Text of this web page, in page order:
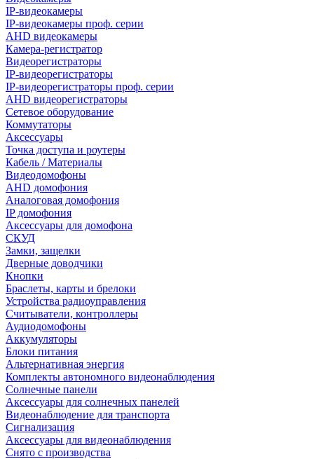
IP-видеокамеры
IP-видеокамеры проф. серии
AHD видеокамеры
Камера-регистратор
Видеорегистраторы
IP-видеорегистраторы
IP-видеорегистраторы проф. серии
AHD видеорегистраторы
Сетевое оборудование
Коммутаторы
Аксессуары
Точка доступа и роутеры
Кабель / Материалы
Видеодомофоны
AHD домофония
Аналоговая домофония
IP домофония
Аксессуары для домофона
СКУД
Замки, защелки
Дверные доводчики
Кнопки
Браслеты, карты и брелоки
Устройства радиоуправления
Считыватели, контроллеры
Аудиодомофоны
Аккумуляторы
Блоки питания
Альтернативная энергия
Комплекты автономного видеонаблюдения
Солнечные панели
Аксессуары для солнечных панелей
Видеонаблюдение для транспорта
Сигнализация
Аксессуары для видеонаблюдения
Снято с производства